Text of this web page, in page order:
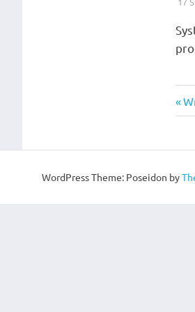
WordPress Theme: Poseidon by